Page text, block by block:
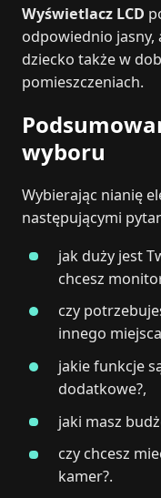
Wyświetlacz LCD
odpowiednio
dziecko także w
pomieszczeniach.
wyboru
Wybierając nianię
następującymi
jak duży jest
chcesz
czy
innego
jakie funkcje
dodatkowe?,
jaki masz
czy chcesz
kamer?.